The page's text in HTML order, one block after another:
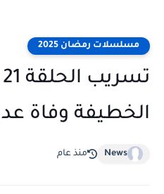
مسلسلات رمضان 2025
الخطيفة وفاة
News منذ عام